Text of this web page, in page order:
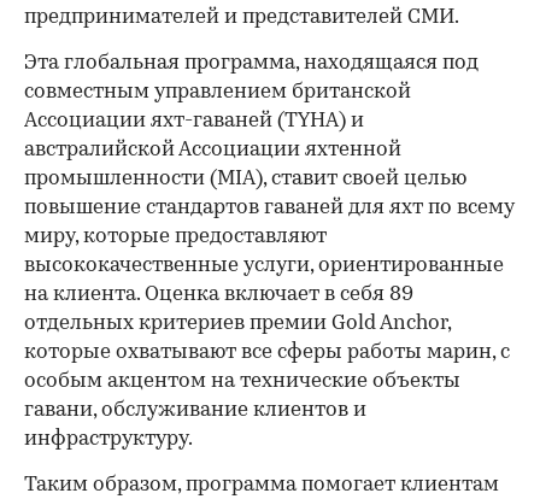
предпринимателей и представителей СМИ.
Эта глобальная программа, находящаяся под
совместным управлением британской
Ассоциации яхт-гаваней (TYHA) и
австралийской Ассоциации яхтенной
промышленности (MIA), ставит своей целью
повышение стандартов гаваней для яхт по всему
миру, которые предоставляют
высококачественные услуги, ориентированные
на клиента. Оценка включает в себя 89
отдельных критериев премии Gold Anchor,
которые охватывают все сферы работы марин, с
особым акцентом на технические объекты
гавани, обслуживание клиентов и
инфраструктуру.
Таким образом, программа помогает клиентам